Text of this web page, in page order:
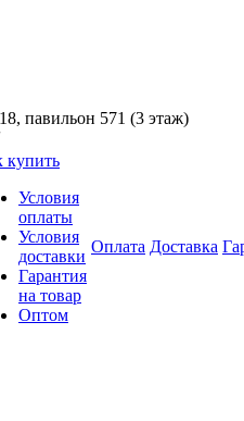
павильон 571 (3 этаж)
купить
Условия
оплаты
Условия
доставки
Гарантия
на товар
Оптом
Оплата Доставка